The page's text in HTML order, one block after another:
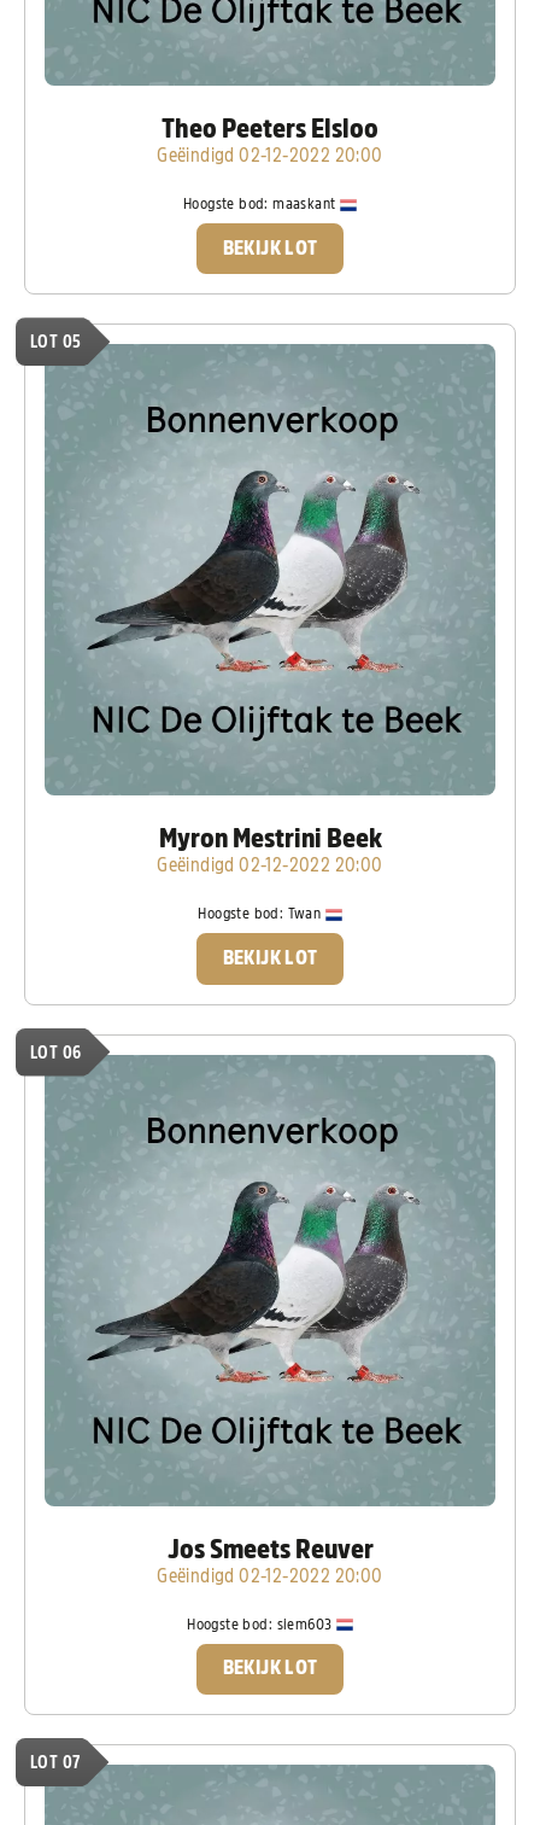
Theo Peeters Elsloo
Geëindigd 02-12-2022 20:00
Hoogste bod:maaskant
BEKIJK LOT
LOT 05
Myron Mestrini Beek
Geëindigd 02-12-2022 20:00
Hoogste bod: Twan
BEKIJK LOT
LOT 06
Jos Smeets Reuver
Geëindigd 02-12-2022 20:00
Hoogste bod: siem603
BEKIJK LOT
LOT 07